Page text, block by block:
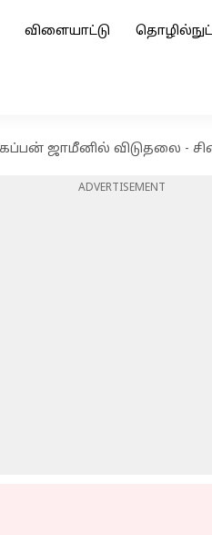
விளையாட்டு
கப்பன் ஜாமீனில் விடுதலை -
ADVERTISEMENT